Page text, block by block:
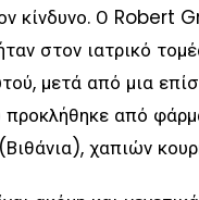
κίνδυνο. Ο
στον ιατρικό
μετά από μια
προκλήθηκε από
(Βιθάνια), χαπιών